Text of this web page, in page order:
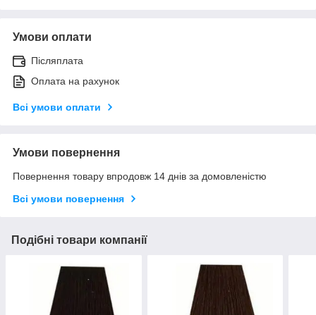
Умови оплати
Післяплата
Оплата на рахунок
Всі умови оплати
Умови повернення
Повернення товару впродовж 14 днів за домовленістю
Всі умови повернення
Подібні товари компанії